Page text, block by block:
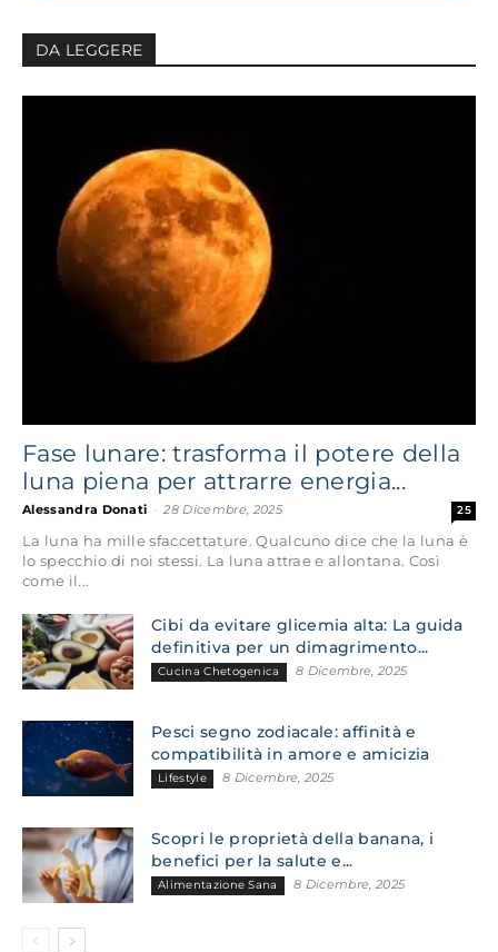
DA LEGGERE
Fase lunare: trasforma il potere della
luna piena per attrarre energia...
Alessandra Donati 28 Dicembre, 2025 25
La luna ha mille sfaccettature. Qualcuno dice che la luna è
lo specchio di noi stessi. La luna attrae e allontana. Così
come il...
Cibi da evitare glicemia alta: La guida
definitiva per un dimagrimento...
Cucina Chetogenica 8 Dicembre, 2025
Pesci segno zodiacale: affinità e
compatibilità in amore e amicizia
Lifestyle 8 Dicembre, 2025
Scopri le proprietà della banana, i
benefici per la salute e...
Alimentazione Sana 8 Dicembre, 2025